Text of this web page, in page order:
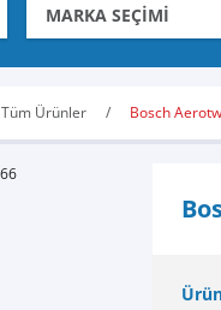
Tüm Ürünler Bosch